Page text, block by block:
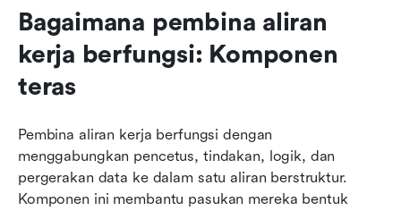
Bagaimana pembina aliran
kerja berfungsi: Komponen
teras
Pembina aliran kerja berfungsi dengan
menggabungkan pencetus, tindakan, logik, dan
pergerakan data ke dalam satu aliran berstruktur.
Komponen ini membantu pasukan mereka bentuk